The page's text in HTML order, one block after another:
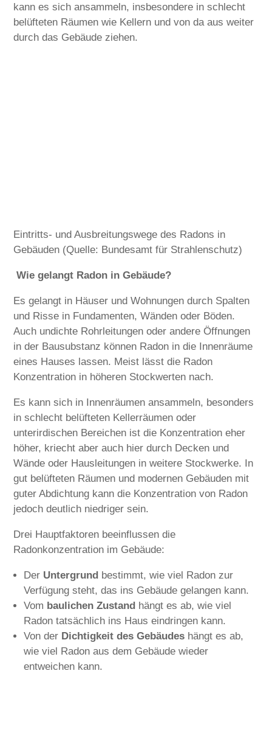
kann es sich ansammeln, insbesondere in schlecht
belüfteten Räumen wie Kellern und von da aus weiter
durch das Gebäude ziehen.
Eintritts- und Ausbreitungswege des Radons in
Gebäuden (Quelle: Bundesamt für Strahlenschutz)
Wie gelangt Radon in Gebäude?
Es gelangt in Häuser und Wohnungen durch Spalten
und Risse in Fundamenten, Wänden oder Böden.
Auch undichte Rohrleitungen oder andere Öffnungen
in der Bausubstanz können Radon in die Innenräume
eines Hauses lassen. Meist lässt die Radon
Konzentration in höheren Stockwerten nach.
Es kann sich in Innenräumen ansammeln, besonders
in schlecht belüfteten Kellerräumen oder
unterirdischen Bereichen ist die Konzentration eher
höher, kriecht aber auch hier durch Decken und
Wände oder Hausleitungen in weitere Stockwerke. In
gut belüfteten Räumen und modernen Gebäuden mit
guter Abdichtung kann die Konzentration von Radon
jedoch deutlich niedriger sein.
Drei Hauptfaktoren beeinflussen die
Radonkonzentration im Gebäude:
Der Untergrund bestimmt, wie viel Radon zur
Verfügung steht, das ins Gebäude gelangen kann.
Vom baulichen Zustand hängt es ab, wie viel
Radon tatsächlich ins Haus eindringen kann.
Von der Dichtigkeit des Gebäudes hängt es ab,
wie viel Radon aus dem Gebäude wieder
entweichen kann.